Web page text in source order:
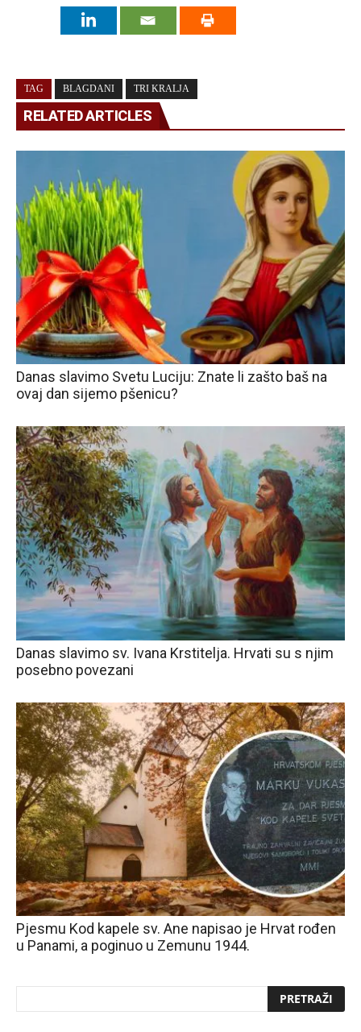
TAG BLAGDANI TRI KRALJA
RELATED ARTICLES
Danas slavimo Svetu Luciju: Znate li zašto baš na
ovaj dan sijemo pšenicu?
Danas slavimo sv. Ivana Krstitelja. Hrvati su s njim
posebno povezani
Pjesmu Kod kapele sv. Ane napisao je Hrvat rođen
u Panami, a poginuo u Zemunu 1944.